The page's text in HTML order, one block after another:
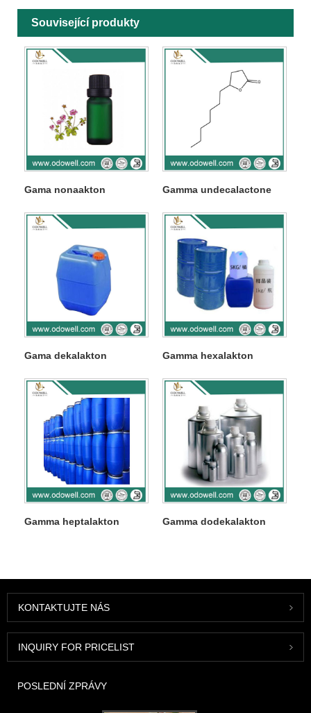
Související produkty
Gama nonaakton Gamma undecalactone
Gama dekalakton Gamma hexalakton
Gamma heptalakton Gamma dodekalakton
KONTAKTUJTE NÁS
INQUIRY FOR PRICELIST
POSLEDNÍ ZPRÁVY